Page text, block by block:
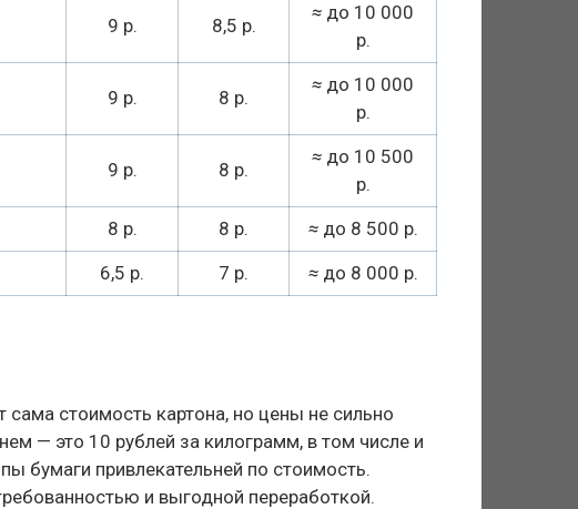
9 р. 8,5 р.
≈ до 10 000
р.
9 р. 8 р.
≈ до 10 000
р.
9 р. 8 р.
≈ до 10 500
р.
8 р. 8 р. ≈ до 8 500 р.
6,5 р. 7 р. ≈ до 8 000 р.
сама стоимость картона, но цены не сильно
— это 10 рублей за килограмм, в том числе и
бумаги привлекательней по стоимость.
и выгодной переработкой.